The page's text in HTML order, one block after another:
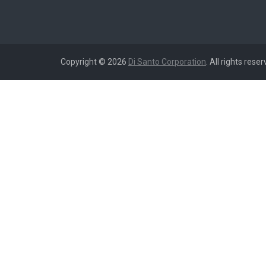
Copyright © 2026 Di Santo Corporation . All rights